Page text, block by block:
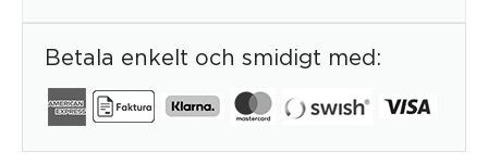
Betala enkelt och smidigt med: